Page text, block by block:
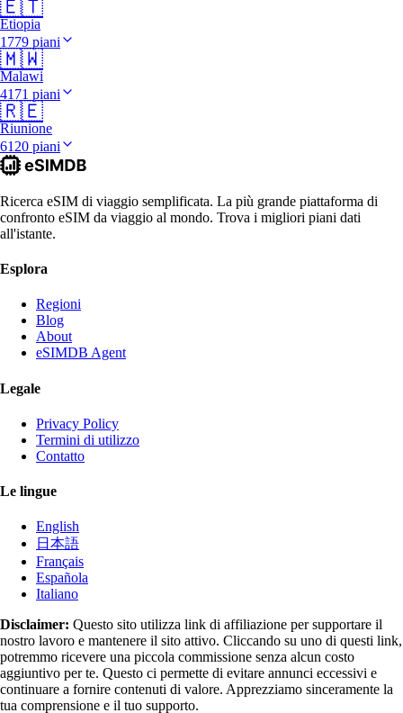
🇪🇹
Etiopia
1779 piani
🇲🇼
Malawi
4171 piani
🇷🇪
Riunione
6120 piani
Ricerca eSIM di viaggio semplificata. La più grande piattaforma di
confronto eSIM da viaggio al mondo. Trova i migliori piani dati
all'istante.
Esplora
Regioni
Blog
About
eSIMDB Agent
Legale
Privacy Policy
Termini di utilizzo
Contatto
Le lingue
English
日本語
Français
Española
Italiano
Disclaimer: Questo sito utilizza link di affiliazione per supportare il
nostro lavoro e mantenere il sito attivo. Cliccando su uno di questi link,
potremmo ricevere una piccola commissione senza alcun costo
aggiuntivo per te. Questo ci permette di evitare annunci eccessivi e
continuare a fornire contenuti di valore. Apprezziamo sinceramente la
tua comprensione e il tuo supporto.